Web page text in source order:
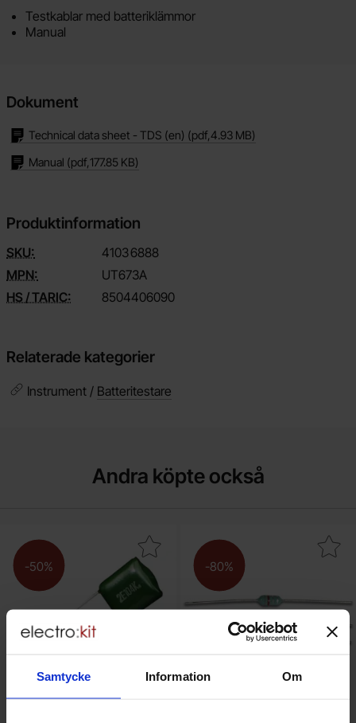
Samtycke Information Om
Testkablar med batteriklämmor
Manual
Dokument
Technical data sheet - TDS (en) (pdf,4.93 MB)
Manual (pdf,177.85 KB)
Produktinformation
SKU: 41036888
MPN:
UT673A
HS / TARIC:
8504406090
Relaterade kategorier
Instrument / Batteritestare
Andra köpte också
-50%
Makera pC05 15nF 100V mylar som favorit
-80%
Makera drossel